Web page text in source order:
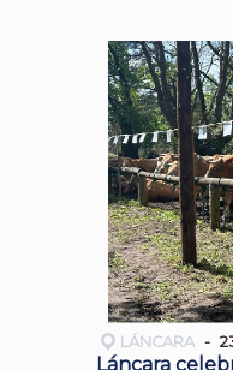
LÁNCARA
Láncara